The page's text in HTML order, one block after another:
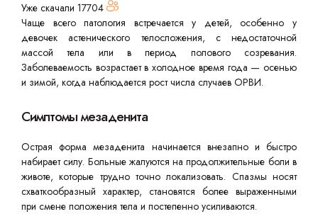
Уже скачали 17704
Чаще всего патология встречается у детей, особенно у
девочек астенического телосложения, с недостаточной
массой тела или в период полового созревания.
Заболеваемость возрастает в холодное время года — осенью
и зимой, когда наблюдается рост числа случаев ОРВИ.
Симптомы мезаденита
Острая форма мезаденита начинается внезапно и быстро
набирает силу. Больные жалуются на продолжительные боли в
животе, которые трудно точно локализовать. Спазмы носят
схваткообразный характер, становятся более выраженными
при смене положения тела и постепенно усиливаются.